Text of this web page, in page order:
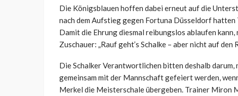
Die Königsblauen hoffen dabei erneut auf die
nach dem Aufstieg gegen Fortuna Düsseldorf
Damit die Ehrung diesmal reibungslos ablaufen
Zuschauer: „Rauf geht’s Schalke – aber nicht auf den
Die Schalker Verantwortlichen bitten deshalb
gemeinsam mit der Mannschaft gefeiert werden,
Merkel die Meisterschale übergeben. Trainer Miron